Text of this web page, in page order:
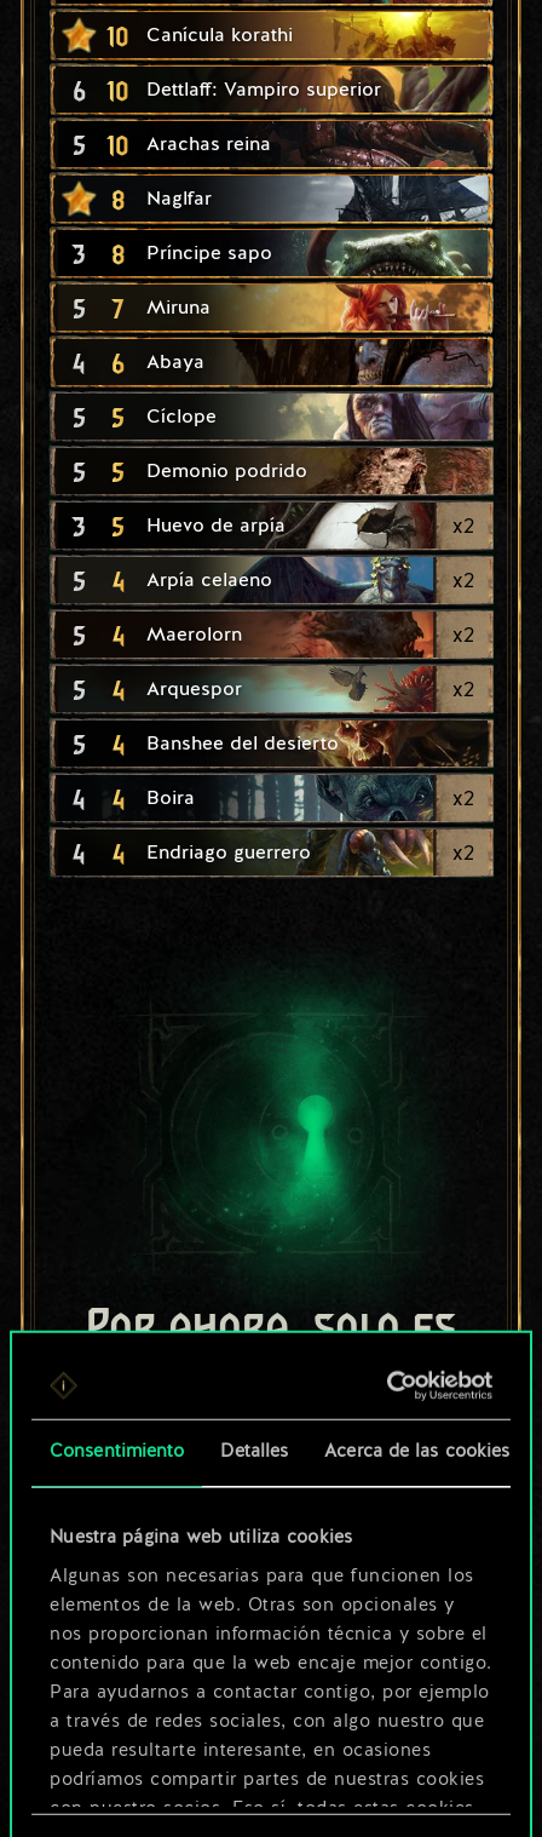
Consentimiento Detalles Acerca de las cookies
Nuestra página web utiliza cookies
Algunas son necesarias para que funcionen los
elementos de la web. Otras son opcionales y
nos proporcionan información técnica y sobre el
contenido para que la web encaje mejor contigo.
Para ayudarnos a contactar contigo, por ejemplo
a través de redes sociales, con algo nuestro que
pueda resultarte interesante, en ocasiones
podríamos compartir partes de nuestras cookies
con nuestro socios. Eso sí, todas estas cookies
10 Canícula korathi
6 10 Dettlaff: Vampiro superior
5 10 Arachas reina
8 Naglfar
3 8 Príncipe sapo
5 7 Miruna
4 6 Abaya
5 5 Cíclope
5 5 Demonio podrido
3 5 Huevo de arpía x2
5 4 Arpía celaeno x2
5 4 Maerolorn x2
5 4 Arquespor x2
5 4 Banshee del desierto
4 4 Boira x2
4 4 Endriago guerrero x2
Por ahora, solo es
un conjunto de
cartas compartido.
¡Pero puede llegar a
ser mucho más!
Poner nombre a esta baraja y crear
una guía
O